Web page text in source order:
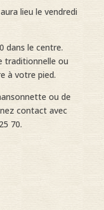
lieu le vendredi
dans le centre.
traditionnelle ou
à votre pied.
ou de
contact avec
70.